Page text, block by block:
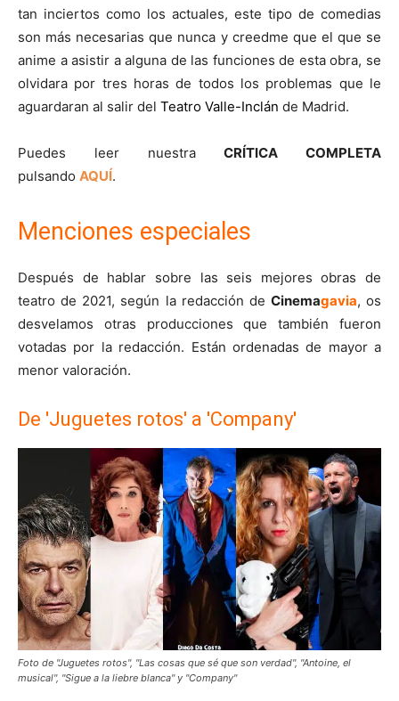
tan inciertos como los actuales, este tipo de comedias
son más necesarias que nunca y creedme que el que se
anime a asistir a alguna de las funciones de esta obra, se
olvidara por tres horas de todos los problemas que le
aguardaran al salir del Teatro Valle-Inclán de Madrid.
Puedes leer nuestraCRÍTICA COMPLETA
pulsando AQUÍ.
Menciones especiales
Después de hablar sobre las seis mejores obras de
teatro de 2021, según la redacción de Cinemagavia, os
desvelamos otras producciones que también fueron
votadas por la redacción. Están ordenadas de mayor a
menor valoración.
De 'Juguetes rotos' a 'Company'
Foto de "Juguetes rotos", "Las cosas que sé que son verdad", "Antoine, el
musical", "Sigue a la liebre blanca" y "Company"